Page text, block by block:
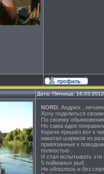
Дата: Пятница,
NORD , Андрюх ,
Хочу поделиться
По своему
Но сама идея
Короче пришёл вот к
накатал шариков из
привязанные к
полностью .
И стал испытывать
5 пойманых рыб .
Не обошлось и без